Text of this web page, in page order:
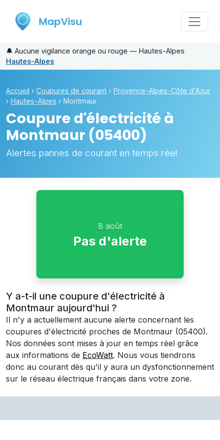
MapVisu
🔔 Aucune vigilance orange ou rouge — Hautes-Alpes
Hautes-Alpes
Accueil › Coupures de courant › Provence-Alpes-Côte d'Azur
› Hautes-Alpes › Montmaur
Coupure d'électricité à
Montmaur (05400)
Alertes pannes de courant en temps réel
8 août
Pas d'alerte
Y a-t-il une coupure d'électricité à
Montmaur aujourd'hui ?
Il n'y a actuellement aucune alerte concernant les
coupures d'électricité proches de Montmaur (05400).
Nos données sont mises à jour en temps réel grâce
aux informations de EcoWatt. Nous vous tiendrons
donc au courant dès qu'il y aura un dysfonctionnement
sur le réseau électrique français dans votre zone.